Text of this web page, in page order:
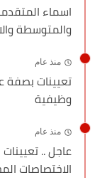
اسماء
والمتوسطة
منذ عام
وظيفية
منذ عام
عاجل ..
الاختصاصات